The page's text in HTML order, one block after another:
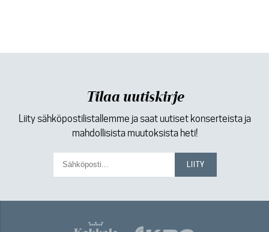
Tilaa uutiskirje
Liity sähköpostilistallemme ja saat uutiset konserteista ja
mahdollisista muutoksista heti!